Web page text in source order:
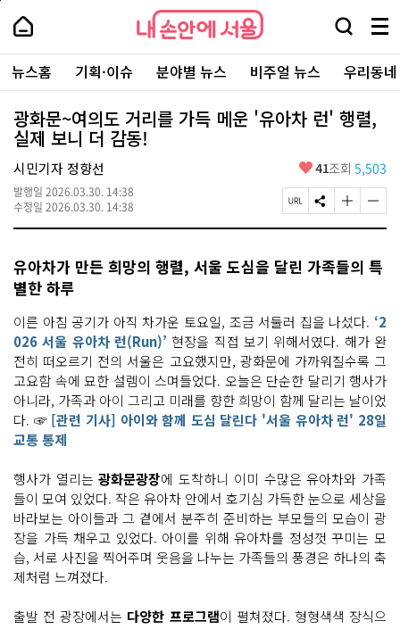
본
로
가
내
손
안
에
서
울
-
서
울
시
대
표
소
통
포
내
손
에
울
검
창
열
기
메
뉴
전
체
보
주
요
서
뉴스홈 기획·이슈 분야별 뉴스 비주얼 뉴스 우리동
광화문~여의도 거리를 가득 메운 '유아차 런' 행렬,
실제 보니 더 감동!
시민기자 정향선
발행일 2026.03.30. 14:38
수정일 2026.03.30. 14:38
좋
요
41조회 5,503
페
이
R
사
S
N
유
글
자
크
경
하
기
글
자
작
경
하
기
유아차가 만든 희망의 행렬, 서울 도심을 달린 가족들의 특
별한 하루
이른 아침 공기가 아직 차가운 토요일, 조금 서둘러 집을 나섰다. ‘2
026 서울 유아차 런(Run)’ 현장을 직접 보기 위해서였다. 해가 완
전히 떠오르기 전의 서울은 고요했지만, 광화문에 가까워질수록 그
고요함 속에 묘한 설렘이 스며들었다. 오늘은 단순한 달리기 행사가
아니라, 가족과 아이 그리고 미래를 향한 희망이 함께 달리는 날이었
다. ☞[관련 기사] 아이와 함께 도심 달린다 '서울 유아차 런' 28일
교통 통제
행사가 열리는광화문광장에 도착하니 이미 수많은 유아차와 가족
들이 모여 있었다. 작은 유아차 안에서 호기심 가득한 눈으로 세상을
바라보는 아이들과 그 곁에서 분주히 준비하는 부모들의 모습이 광
장을 가득 채우고 있었다. 아이를 위해 유아차를 정성껏 꾸미는 모
습, 서로 사진을 찍어주며 웃음을 나누는 가족들의 풍경은 하나의 축
제처럼 느껴졌다.
출발 전 광장에서는 다양한 프로그램이 펼쳐졌다. 형형색색 장식으
페
상
단
로